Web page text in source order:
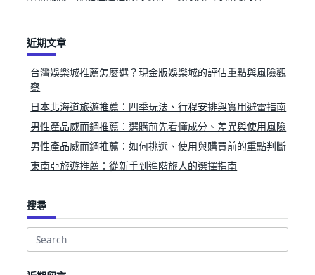
近期文章
台灣娛樂城推薦怎麼選？現金版娛樂城的評估重點與風險觀
察
日本北海道旅遊推薦：四季玩法、行程安排與實用避雷指南
男性產品威而鋼推薦：選購前先看懂成分、差異與使用風險
男性產品威而鋼推薦：如何挑選、使用與購買前的重點判斷
東南亞旅遊推薦：從新手到進階旅人的選擇指南
搜尋
Search